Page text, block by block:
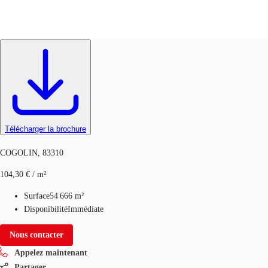
Blog
Télécharger la brochure
COGOLIN, 83310
104,30 € / m²
Surface54 666 m²
DisponibilitéImmédiate
Nous contacter
Appelez maintenant